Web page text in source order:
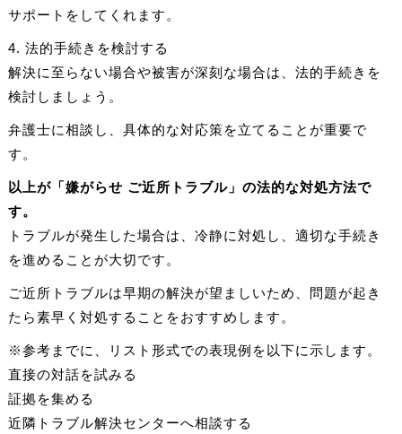
サポートをしてくれます。
4. 法的手続きを検討する
解決に至らない場合や被害が深刻な場合は、法的手続きを
検討しましょう。
弁護士に相談し、具体的な対応策を立てることが重要で
す。
以上が「嫌がらせ ご近所トラブル」の法的な対処方法で
す。
トラブルが発生した場合は、冷静に対処し、適切な手続き
を進めることが大切です。
ご近所トラブルは早期の解決が望ましいため、問題が起き
たら素早く対処することをおすすめします。
※参考までに、リスト形式での表現例を以下に示します。
直接の対話を試みる
証拠を集める
近隣トラブル解決センターへ相談する